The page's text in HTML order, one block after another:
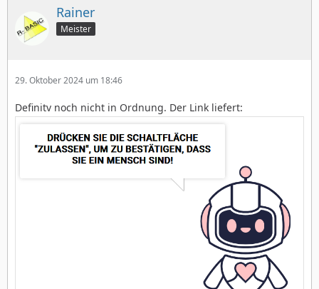
Rainer
Meister
29. Oktober 2024 um 18:46
Definitv noch nicht in Ordnung. Der Link liefert: